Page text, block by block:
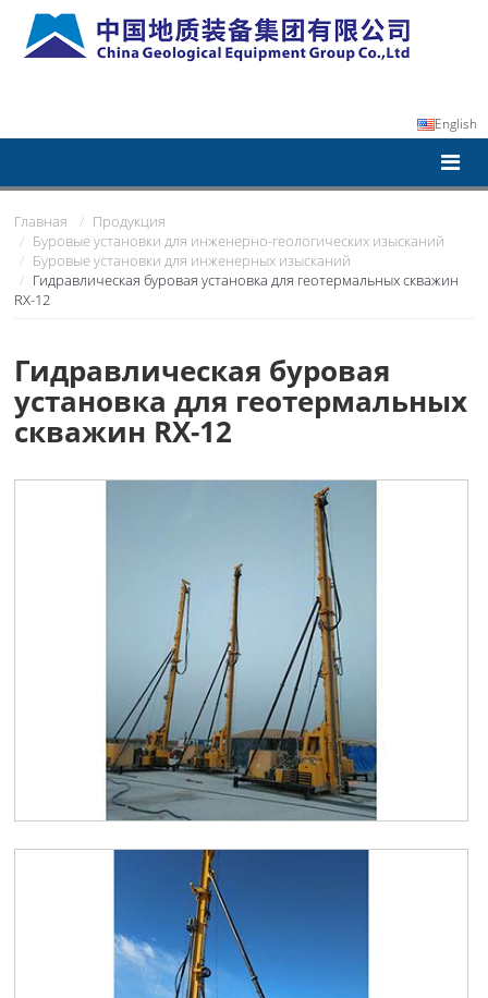
English
Главная
Продукция
Буровые установки для инженерно-геологических изысканий
Буровые установки для инженерных изысканий
Гидравлическая буровая установка для геотермальных скважин
RX-12
Гидравлическая буровая
установка для геотермальных
скважин RX-12